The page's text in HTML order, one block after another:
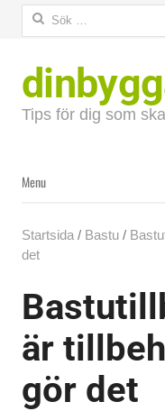
Sök
Tips för dig som
Menu
Menu
Startsida / Bastu /
det
är
gör det